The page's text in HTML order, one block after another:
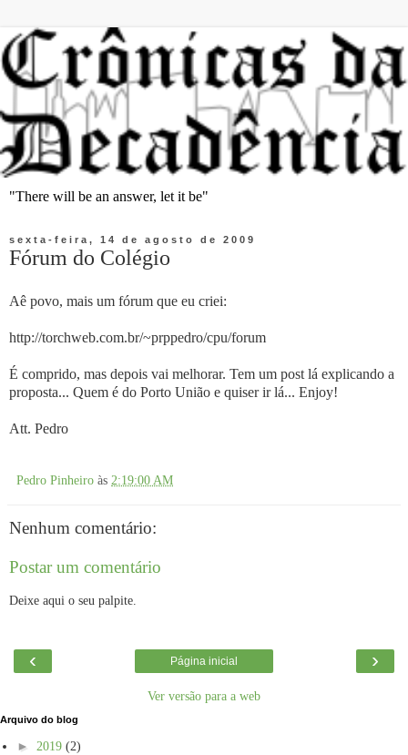
"There will be an answer, let it be"
sexta-feira, 14 de agosto de 2009
Fórum do Colégio
Aê povo, mais um fórum que eu criei:
http://torchweb.com.br/~prppedro/cpu/forum
É comprido, mas depois vai melhorar. Tem um post lá explicando a
proposta... Quem é do Porto União e quiser ir lá... Enjoy!
Att. Pedro
Pedro Pinheiro às 2:19:00 AM
Nenhum comentário:
Postar um comentário
Deixe aqui o seu palpite.
‹ ›
Página inicial
Ver versão para a web
Arquivo do blog
► 2019 (2)